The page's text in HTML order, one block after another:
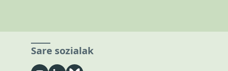
Sare sozialak